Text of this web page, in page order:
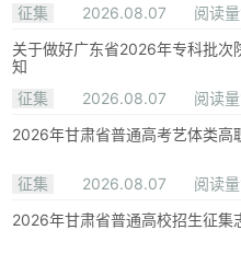
征集 2026.08.07
阅读
关于做好广东省2026年专科批次
知
征集
2026.08.07
阅读
2026年甘肃省普通高考艺体类高
征集 2026.08.07
阅读
2026年甘肃省普通高校招生征集